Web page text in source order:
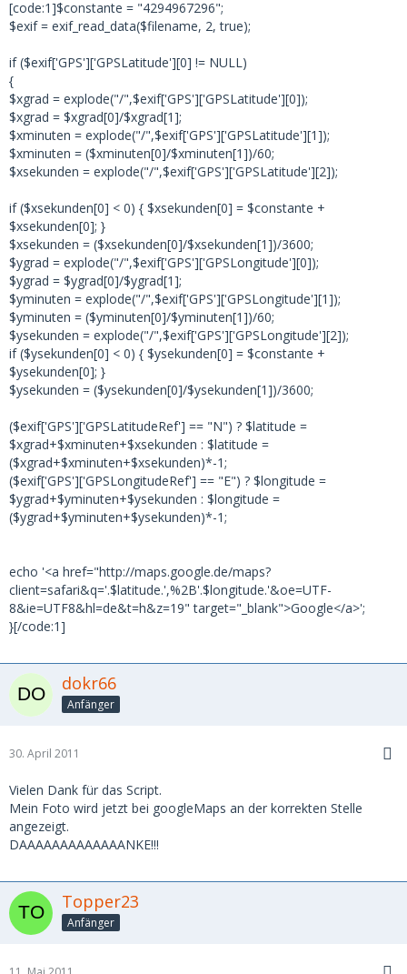
[code:1]$constante = "4294967296";
$exif = exif_read_data($filename, 2, true);
if ($exif['GPS']['GPSLatitude'][0] != NULL)
{
$xgrad = explode("/",$exif['GPS']['GPSLatitude'][0]);
$xgrad = $xgrad[0]/$xgrad[1];
$xminuten = explode("/",$exif['GPS']['GPSLatitude'][1]);
$xminuten = ($xminuten[0]/$xminuten[1])/60;
$xsekunden = explode("/",$exif['GPS']['GPSLatitude'][2]);
if ($xsekunden[0] < 0) { $xsekunden[0] = $constante +
$xsekunden[0]; }
$xsekunden = ($xsekunden[0]/$xsekunden[1])/3600;
$ygrad = explode("/",$exif['GPS']['GPSLongitude'][0]);
$ygrad = $ygrad[0]/$ygrad[1];
$yminuten = explode("/",$exif['GPS']['GPSLongitude'][1]);
$yminuten = ($yminuten[0]/$yminuten[1])/60;
$ysekunden = explode("/",$exif['GPS']['GPSLongitude'][2]);
if ($ysekunden[0] < 0) { $ysekunden[0] = $constante +
$ysekunden[0]; }
$ysekunden = ($ysekunden[0]/$ysekunden[1])/3600;
($exif['GPS']['GPSLatitudeRef'] == "N") ? $latitude =
$xgrad+$xminuten+$xsekunden : $latitude =
($xgrad+$xminuten+$xsekunden)*-1;
($exif['GPS']['GPSLongitudeRef'] == "E") ? $longitude =
$ygrad+$yminuten+$ysekunden : $longitude =
($ygrad+$yminuten+$ysekunden)*-1;
echo '<a href="http://maps.google.de/maps?
client=safari&q='.$latitude.',%2B'.$longitude.'&oe=UTF-
8&ie=UTF8&hl=de&t=h&z=19" target="_blank">Google</a>';
}[/code:1]
dokr66
Anfänger
30. April 2011
Vielen Dank für das Script.
Mein Foto wird jetzt bei googleMaps an der korrekten Stelle
angezeigt.
DAAAAAAAAAAAAANKE!!!
Topper23
Anfänger